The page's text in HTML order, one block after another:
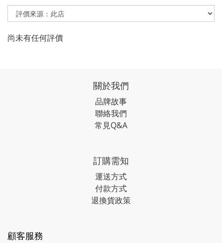
尚未有任何評價
關於我們
品牌故事
聯絡我們
常見Q&A
訂購需知
運送方式
付款方式
退換貨政策
顧客服務